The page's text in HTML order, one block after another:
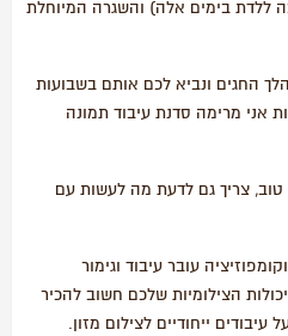
ללדת בימים אלה) והשגרה המיוחלת
החגים ונביא לכם אותם בשבועות
אני מרימה סדנת עיבוד תמונה
צריך גם לדעת מה לעשות עם
עובר עיבוד וגימור
הצילומיות שלכם חשוב להכיר
ייחודיים לצילום מזון.